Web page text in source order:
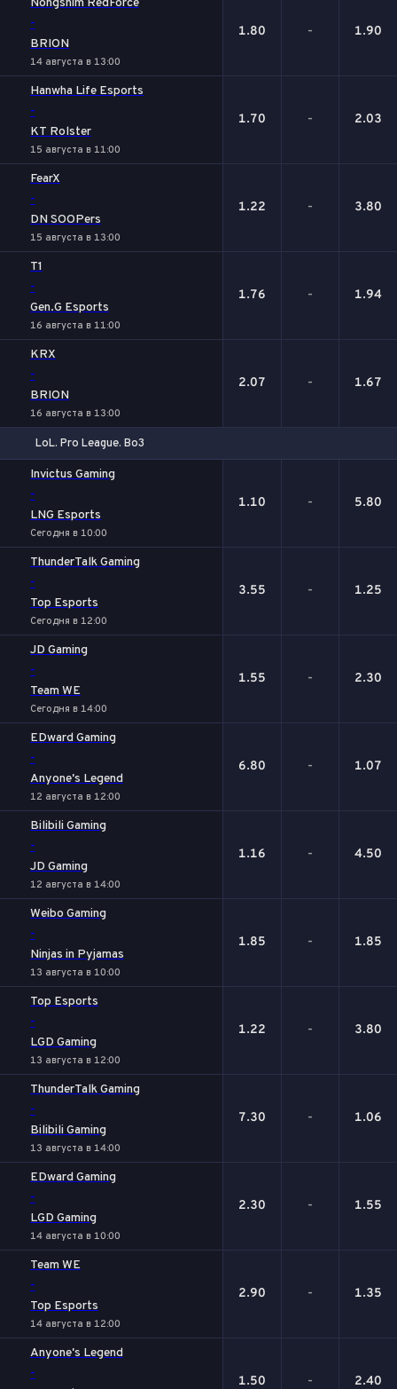
Nongshim RedForce
-
BRION
14 августа в 13:00
1.80 - 1.90
Hanwha Life Esports
-
KT Rolster
15 августа в 11:00
1.70 - 2.03
FearX
-
DN SOOPers
15 августа в 13:00
1.22 - 3.80
T1
-
Gen.G Esports
16 августа в 11:00
1.76 - 1.94
KRX
-
BRION
16 августа в 13:00
2.07 - 1.67
LoL. Pro League. Bo3
Invictus Gaming
-
LNG Esports
Сегодня в 10:00
1.10 - 5.80
ThunderTalk Gaming
-
Top Esports
Сегодня в 12:00
3.55 - 1.25
JD Gaming
-
Team WE
Сегодня в 14:00
1.55 - 2.30
EDward Gaming
-
Anyone's Legend
12 августа в 12:00
6.80 - 1.07
Bilibili Gaming
-
JD Gaming
12 августа в 14:00
1.16 - 4.50
Weibo Gaming
-
Ninjas in Pyjamas
13 августа в 10:00
1.85 - 1.85
Top Esports
-
LGD Gaming
13 августа в 12:00
1.22 - 3.80
ThunderTalk Gaming
-
Bilibili Gaming
13 августа в 14:00
7.30 - 1.06
EDward Gaming
-
LGD Gaming
14 августа в 10:00
2.30 - 1.55
Team WE
-
Top Esports
14 августа в 12:00
2.90 - 1.35
Anyone's Legend
- 1.50 - 2.40